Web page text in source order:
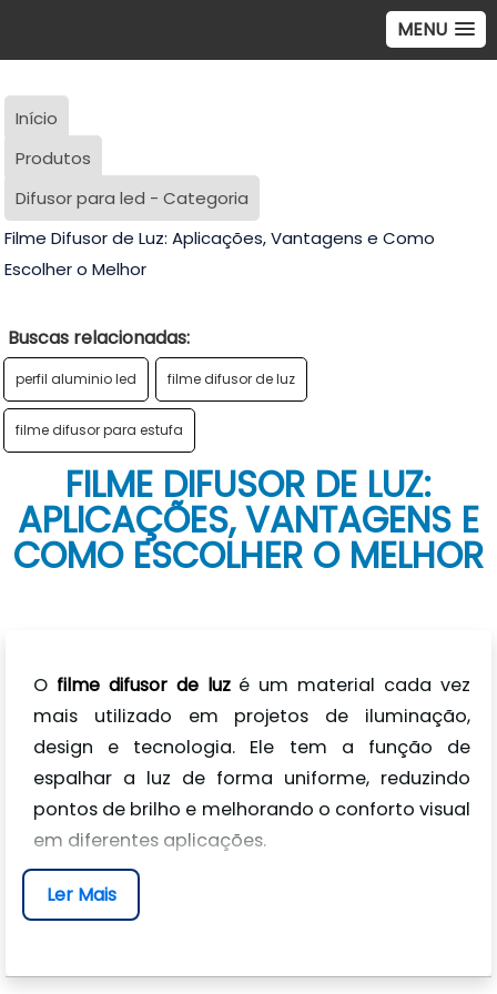
MENU
Início
Produtos
Difusor para led - Categoria
Filme Difusor de Luz: Aplicações, Vantagens e Como
Escolher o Melhor
Buscas relacionadas:
perfil aluminio led filme difusor de luz
filme difusor para estufa
FILME DIFUSOR DE LUZ:
APLICAÇÕES, VANTAGENS E
COMO ESCOLHER O MELHOR
O filme difusor de luzé um material cada vez
mais utilizado em projetos de iluminação,
design e tecnologia. Ele tem a função de
espalhar a luz de forma uniforme, reduzindo
pontos de brilho e melhorando o conforto visual
em diferentes aplicações.
Se você busca entender melhor como funciona,
onde aplicar e quais são os benefícios desse
Ler Mais